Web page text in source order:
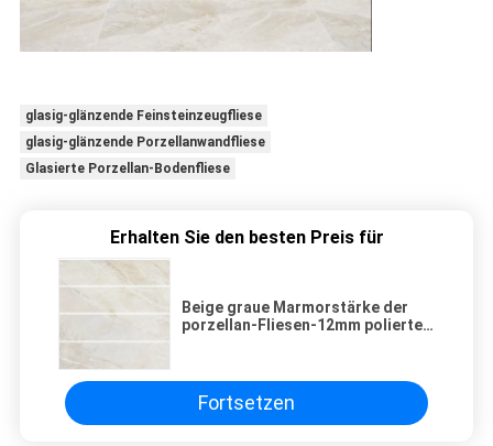
glasig-glänzende Feinsteinzeugfliese
glasig-glänzende Porzellanwandfliese
Glasierte Porzellan-Bodenfliese
Erhalten Sie den besten Preis für
Beige graue Marmorstärke der
porzellan-Fliesen-12mm polierte
Fortsetzen